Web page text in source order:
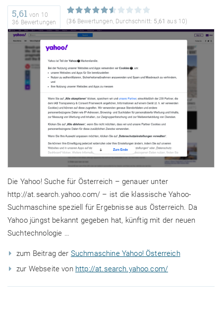
5,61 von 10
36 Bewertungen
(36 Bewertungen, Durchschnitt: 5,61 aus 10)
Die Yahoo! Suche für Österreich – genauer unter
http://at.search.yahoo.com/ – ist die klassische Yahoo-
Suchmaschine speziell für Ergebnisse aus Österreich. Da
Yahoo jüngst bekannt gegeben hat, künftig mit der neuen
Suchtechnologie …
zum Beitrag der Suchmaschine Yahoo! Österreich
zur Webseite von http://at.search.yahoo.com/